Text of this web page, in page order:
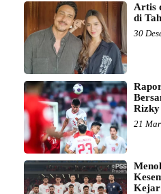
Artis
di
30
Rizky
21
Kejar